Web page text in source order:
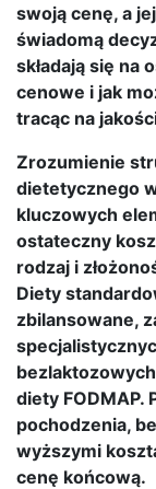
swoją cenę, a
świadomą
składają się na
cenowe i jak
tracąc na
Zrozumienie
dietetycznego
kluczowych
ostateczny
rodzaj i
Diety
zbilansowane,
diety FODMAP.
pochodzenia,
wyższymi
cenę końcową.